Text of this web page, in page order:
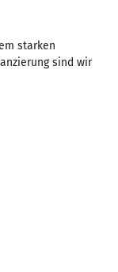
starken
sind wir